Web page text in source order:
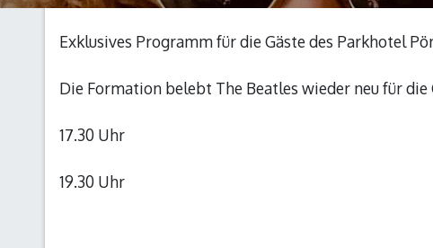
Exklusives Programm für die Gäste des Parkhotel
Die Formation belebt The Beatles wieder neu für die
17.30 Uhr
19.30 Uhr